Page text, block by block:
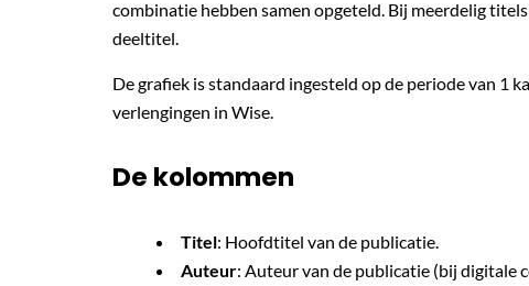
combinatie hebben samen opgeteld. Bij meerdelig
deeltitel.
De grafiek is standaard ingesteld op de periode van 1
verlengingen in Wise.
De kolommen
Titel: Hoofdtitel van de publicatie.
Auteur: Auteur van de publicatie (bij digitale